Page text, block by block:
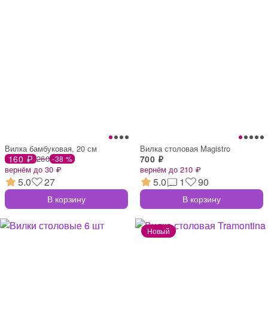
Вилка бамбуковая, 20 см
160 ₽ 260 -38 %
вернём до 30 ₽
5.0 27
В корзину
Вилка столовая Magistro
700 ₽
вернём до 210 ₽
5.0 1 90
В корзину